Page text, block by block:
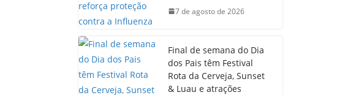
7 de agosto de 2026
Final de semana do Dia
dos Pais têm Festival
Rota da Cerveja, Sunset
& Luau e atrações